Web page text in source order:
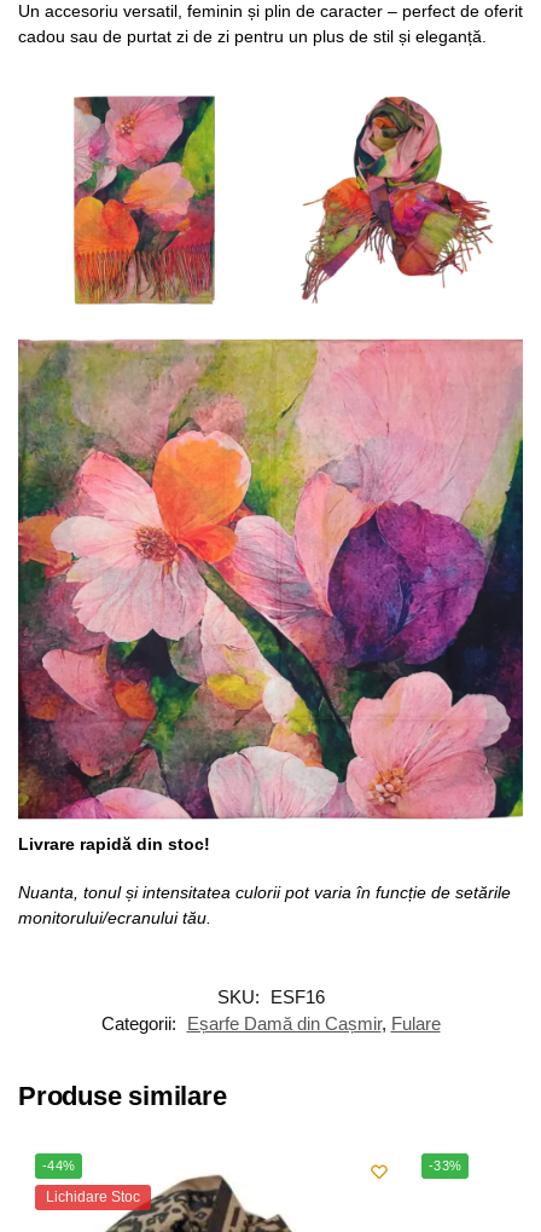
Un accesoriu versatil, feminin și plin de caracter – perfect de oferit
cadou sau de purtat zi de zi pentru un plus de stil și eleganță.
Livrare rapidă din stoc!
Nuanta, tonul și intensitatea culorii pot varia în funcție de setările
monitorului/ecranului tău.
SKU:
ESF16
Categorii:
Eșarfe Damă din Cașmir, Fulare
Produse similare
-44%
Lichidare Stoc
-33%